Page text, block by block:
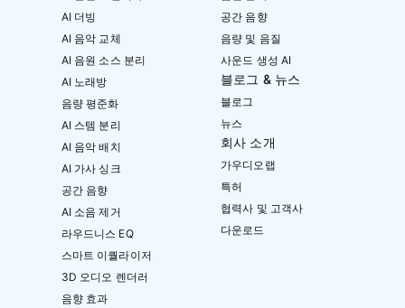
AI 더빙
AI 음악 교체
AI 음원 소스 분리
AI 노래방
음량 평준화
AI 스템 분리
AI 음악 배치
AI 가사 싱크
공간 음향
AI 소음 제거
라우드니스 EQ
스마트 이퀄라이저
3D 오디오 렌더러
음향 효과
공간 음향
음량 및 음질
사운드 생성 AI
블로그 & 뉴스
블로그
뉴스
회사 소개
가우디오랩
특허
협력사 및 고객사
다운로드